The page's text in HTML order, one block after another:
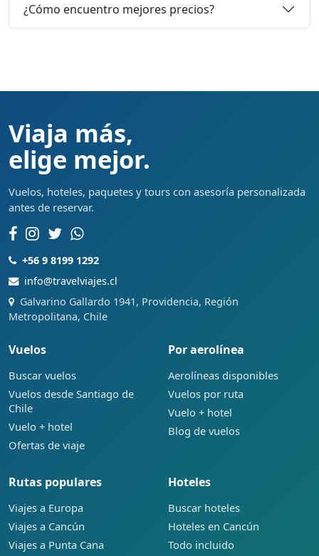
¿Cómo encuentro mejores precios?
Viaja más,
elige mejor.
Vuelos, hoteles, paquetes y tours con asesoría personalizada
antes de reservar.
+56 9 8199 1292
info@travelviajes.cl
Galvarino Gallardo 1941, Providencia, Región
Metropolitana, Chile
Vuelos
Buscar vuelos
Vuelos desde Santiago de
Chile
Vuelo + hotel
Ofertas de viaje
Por aerolínea
Aerolíneas disponibles
Vuelos por ruta
Vuelo + hotel
Blog de vuelos
Rutas populares
Viajes a Europa
Viajes a Cancún
Viajes a Punta Cana
Hoteles
Buscar hoteles
Hoteles en Cancún
Todo incluido